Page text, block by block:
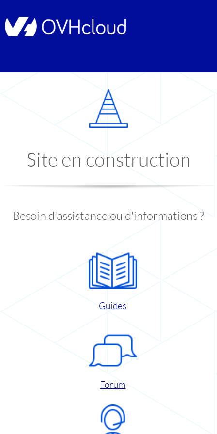
Site en construction
Besoin d'assistance ou d'informations ?
Guides
Forum